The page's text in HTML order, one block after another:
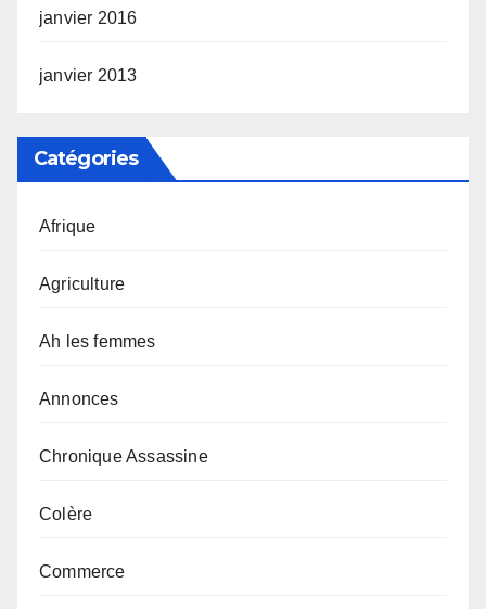
janvier 2016
janvier 2013
Catégories
Afrique
Agriculture
Ah les femmes
Annonces
Chronique Assassine
Colère
Commerce